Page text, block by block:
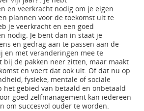
en veerkracht nodig om je eigen
plannen voor de toekomst uit te
je veerkracht en een goed
nodig. Je bent dan in staat je
en gedrag aan te passen aan de
en met veranderingen mee te
bij de pakken neer zitten, maar maakt
en voert dat ook uit. Of dat nu op
fysieke, mentale of sociale
het gebied van betaald en onbetaald
goed zelfmanagement kan iedereen
om succesvol ouder te worden.